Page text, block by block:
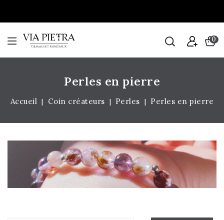
0
Perles en pierre
Accueil Coin créateurs Perles Perles en pierre